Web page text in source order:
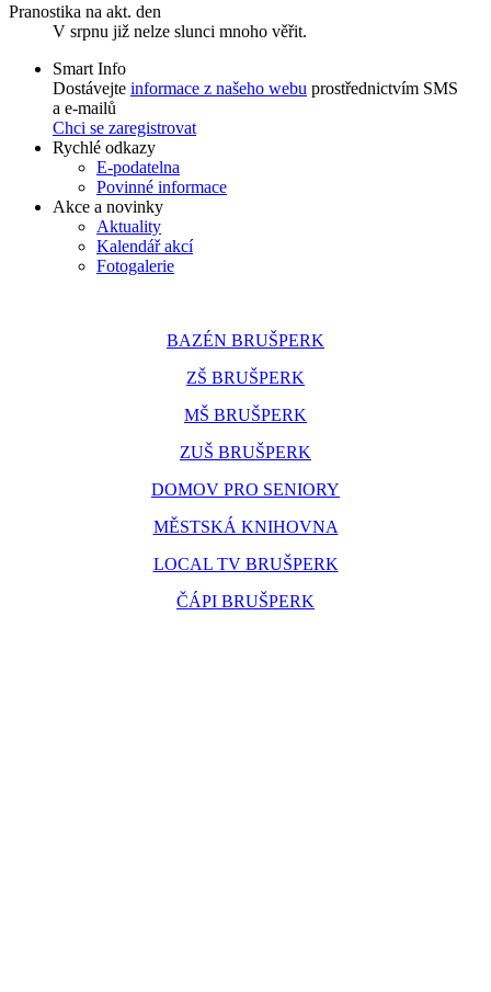
Pranostika na akt. den
V srpnu již nelze slunci mnoho věřit.
Smart Info
Dostávejte informace z našeho webu prostřednictvím SMS
a e-mailů
Chci se zaregistrovat
Rychlé odkazy
E-podatelna
Povinné informace
Akce a novinky
Aktuality
Kalendář akcí
Fotogalerie
BAZÉN BRUŠPERK
ZŠ BRUŠPERK
MŠ BRUŠPERK
ZUŠ BRUŠPERK
DOMOV PRO SENIORY
MĚSTSKÁ KNIHOVNA
LOCAL TV BRUŠPERK
ČÁPI BRUŠPERK